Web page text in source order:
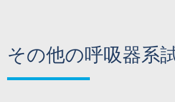
その他の呼吸器系